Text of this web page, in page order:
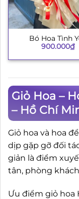
Bó Hoa Tình
900.000₫
Giỏ Hoa –
– Hồ Chí
Giỏ hoa và hoa
dịp gặp gỡ đối
giản là điểm
tân, phòng
Ưu điểm giỏ hoa